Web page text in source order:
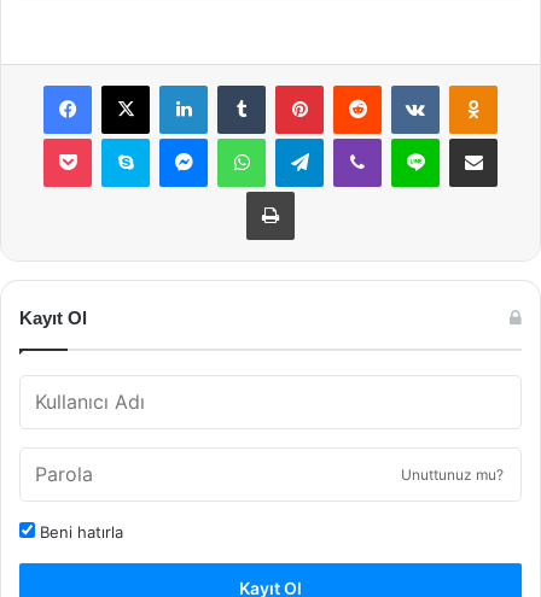
Facebook
X LinkedInTumblr PinterestReddit VKontakte
Pocket Skype MessengerWhatsAppTelegramViber Line E-Posta ile
Yazdır
Kayıt Ol
Unuttunuz mu?
Beni hatırla
Kayıt Ol